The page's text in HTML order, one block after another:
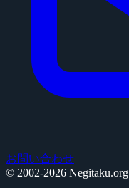
お問い合わせ
© 2002-2026 Negitaku.org